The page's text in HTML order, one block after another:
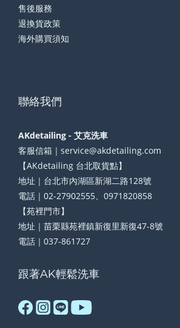
售後服務
退換貨政策
海外購買須知
聯絡我們
AKdetailing - 艾克洗車
客服信箱｜service@akdetailing.com
【AKdetailing 台北取貨點】
地址｜台北市內湖區新湖二路128號
電話｜02-27902555、0971820858
【苑裡門市】
地址｜苗栗縣苑裡鎮新復里新復47-8號
電話｜037-861727
跟著AK輕鬆洗車